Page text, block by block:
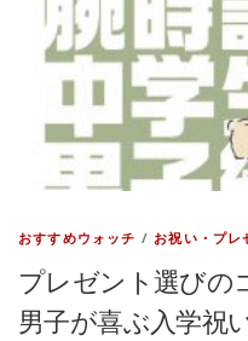
おすすめウォッチ /お祝い・プレ
プレゼント選びの
男子が喜ぶ入学祝